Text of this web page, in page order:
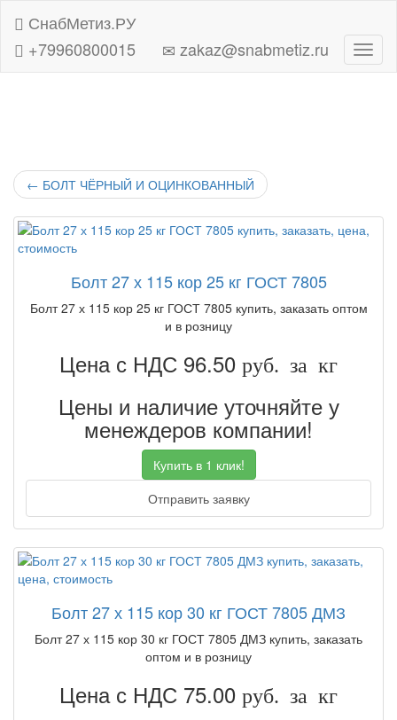
СнабМетиз.РУ
+79960800015
zakaz@snabmetiz.ru
← БОЛТ ЧЁРНЫЙ И ОЦИНКОВАННЫЙ
Болт 27 х 115 кор 25 кг ГОСТ 7805
Болт 27 х 115 кор 25 кг ГОСТ 7805 купить, заказать оптом
и в розницу
Цена с НДС 96.50 руб. за кг
Цены и наличие уточняйте у
менеждеров компании!
Купить в 1 клик!
Отправить заявку
Болт 27 х 115 кор 30 кг ГОСТ 7805 ДМЗ
Болт 27 х 115 кор 30 кг ГОСТ 7805 ДМЗ купить, заказать
оптом и в розницу
Цена с НДС 75.00 руб. за кг